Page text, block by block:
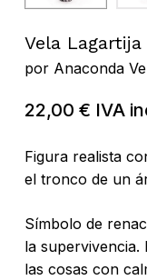
Vela
por Anaconda
22,00 € IVA
Figura realista
el tronco de un
Símbolo de
la supervivencia.
las cosas con